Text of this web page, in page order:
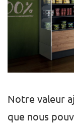
Notre valeur
que nous